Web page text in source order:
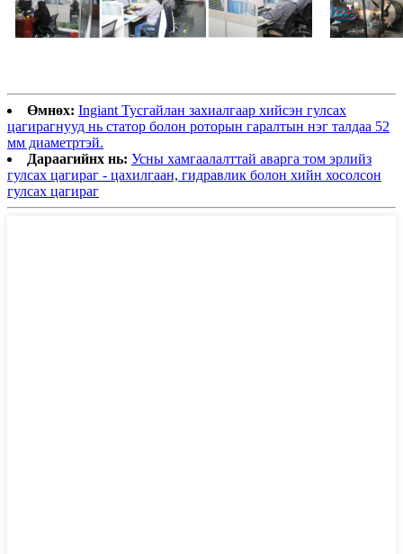
Өмнөх: Ingiant Тусгайлан захиалгаар хийсэн гулсах
цагирагнууд нь статор болон роторын гаралтын нэг талдаа 52
мм диаметртэй.
Дараагийнх нь: Усны хамгаалалттай аварга том эрлийз
гулсах цагираг - цахилгаан, гидравлик болон хийн хосолсон
гулсах цагираг